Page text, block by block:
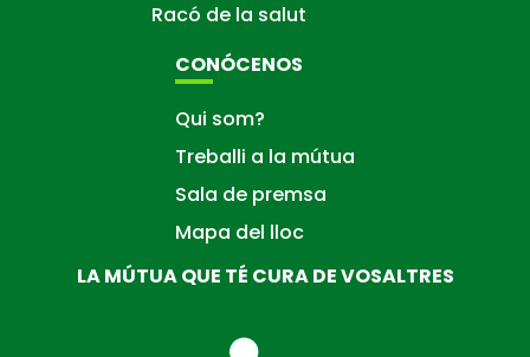
Racó de la salut
CONÓCENOS
Qui som?
Treballi a la mútua
Sala de premsa
Mapa del lloc
LA MÚTUA QUE TÉ CURA DE VOSALTRES
Mútua